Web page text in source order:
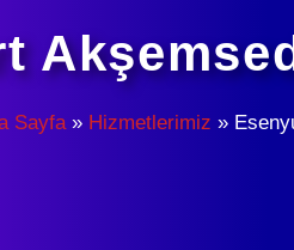
Sayfa» Hizmetlerimiz »